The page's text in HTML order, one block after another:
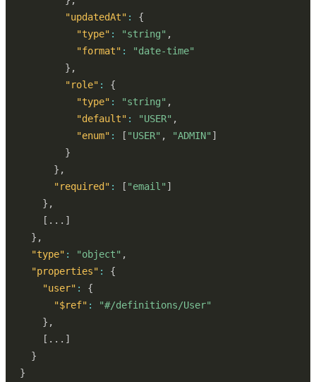
"updatedAt" :
{
"type" : "string" ,
"format" :
"date-time"
} ,
"role" :
{
"type" : "string" ,
"default" : "USER" ,
"enum" : [ "USER" , "ADMIN" ]
}
} ,
"required" : [ "email" ]
} ,
[ ... ]
} ,
"type" : "object" ,
"properties" :
{
"user" :
{
"$ref" :
"#/definitions/User"
} ,
[ ... ]
}
}